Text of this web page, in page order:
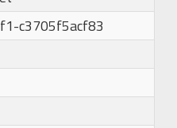
c3705f5acf83